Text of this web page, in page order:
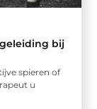
bij
spieren of
u